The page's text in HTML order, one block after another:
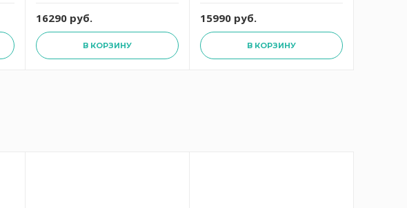
16290 руб.
В КОРЗИНУ
15990 руб.
В КОРЗИНУ